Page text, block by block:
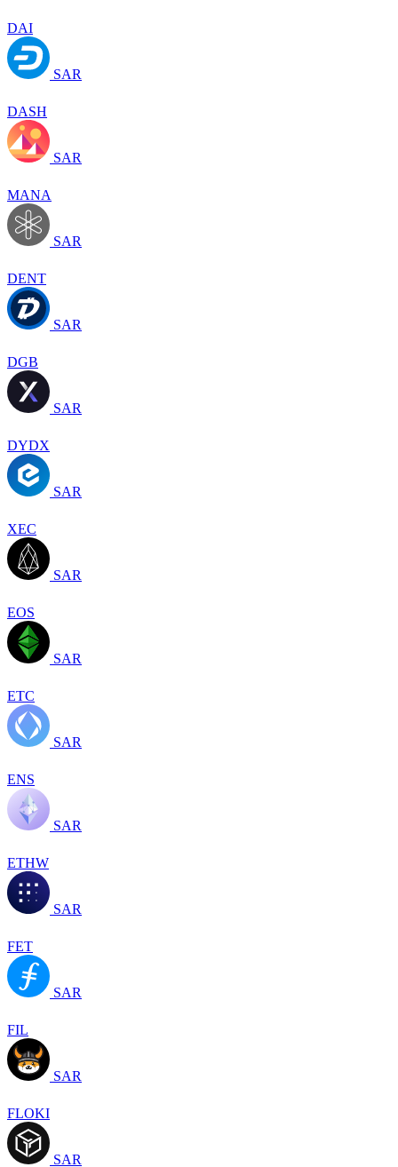
DAI
SAR
DASH
SAR
MANA
SAR
DENT
SAR
DGB
SAR
DYDX
SAR
XEC
SAR
EOS
SAR
ETC
SAR
ENS
SAR
ETHW
SAR
FET
SAR
FIL
SAR
FLOKI
SAR